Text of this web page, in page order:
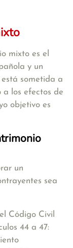
mixto es el
y un
sometida a
a los efectos de
objetivo es
un
sea
Código Civil
44 a 47: